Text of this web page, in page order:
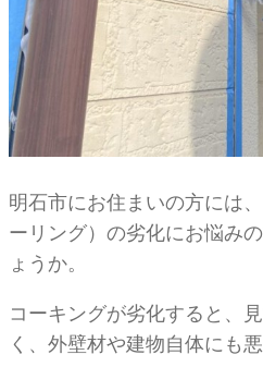
明石市にお住まいの方には
ーリング）の劣化にお悩み
ょうか。
コーキングが劣化すると、
く、外壁材や建物自体にも